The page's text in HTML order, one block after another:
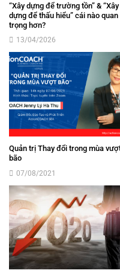
“Xây dựng để trường tồn” & “Xây
dựng để thấu hiểu” cái nào quan
trọng hơn?
13/04/2026
Quản trị Thay đổi trong mùa
bão
07/08/2021